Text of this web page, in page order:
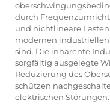
durch
und nichtlineare
modernen
sind. Die inhärente
sorgfältig ausgelegte
Reduzierung des
schützen
elektrischen Störungen.